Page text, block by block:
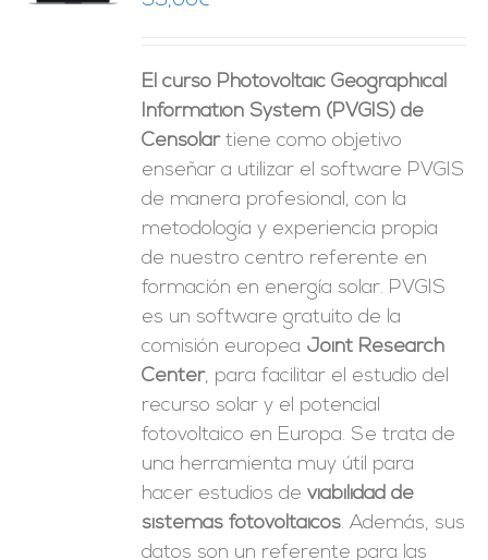
El curso Photovoltaic Geographical
Information System (PVGIS) de
Censolartiene como objetivo
enseñar a utilizar el software PVGIS
de manera profesional, con la
metodología y experiencia propia
de nuestro centro referente en
formación en energía solar. PVGIS
es un software gratuito de la
comisión europea Joint Research
Center, para facilitar el estudio del
recurso solar y el potencial
fotovoltaico en Europa. Se trata de
una herramienta muy útil para
hacer estudios deviabilidad de
sistemas fotovoltaicos. Además, sus
datos son un referente para las